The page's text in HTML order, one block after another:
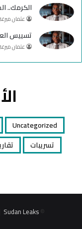
الكرمك..
عثمان
تسييس
عثمان
Uncategorized
تسريبات
© Copyright 2026, All Rights Reserved |
Sudan Leaks